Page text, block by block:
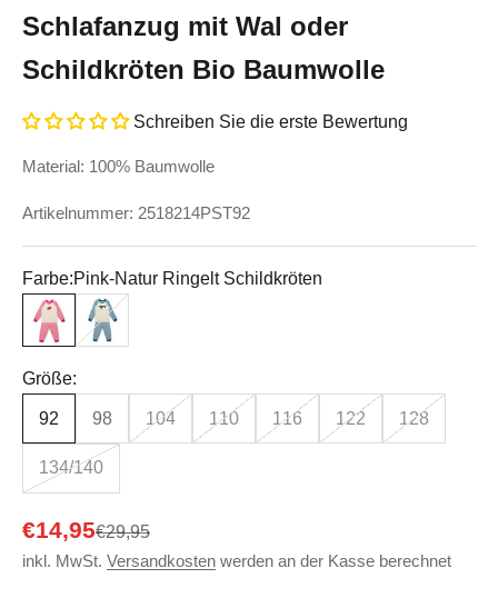
Schlafanzug mit Wal oder
Schildkröten Bio Baumwolle
Schreiben Sie die erste Bewertung
Material: 100% Baumwolle
Artikelnummer: 2518214PST92
Farbe:Pink-Natur Ringelt Schildkröten
Pink-Natur Ringelt Schildkröten
Ozeanblau-natur Ringelt Wal
Größe:
92 98 104 110 116 122 128
134/140
Angebot
€14,95Regulärer Preis
€29,95
inkl. MwSt. Versandkosten werden an der Kasse berechnet